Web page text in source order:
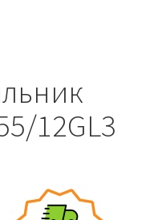
12GL3